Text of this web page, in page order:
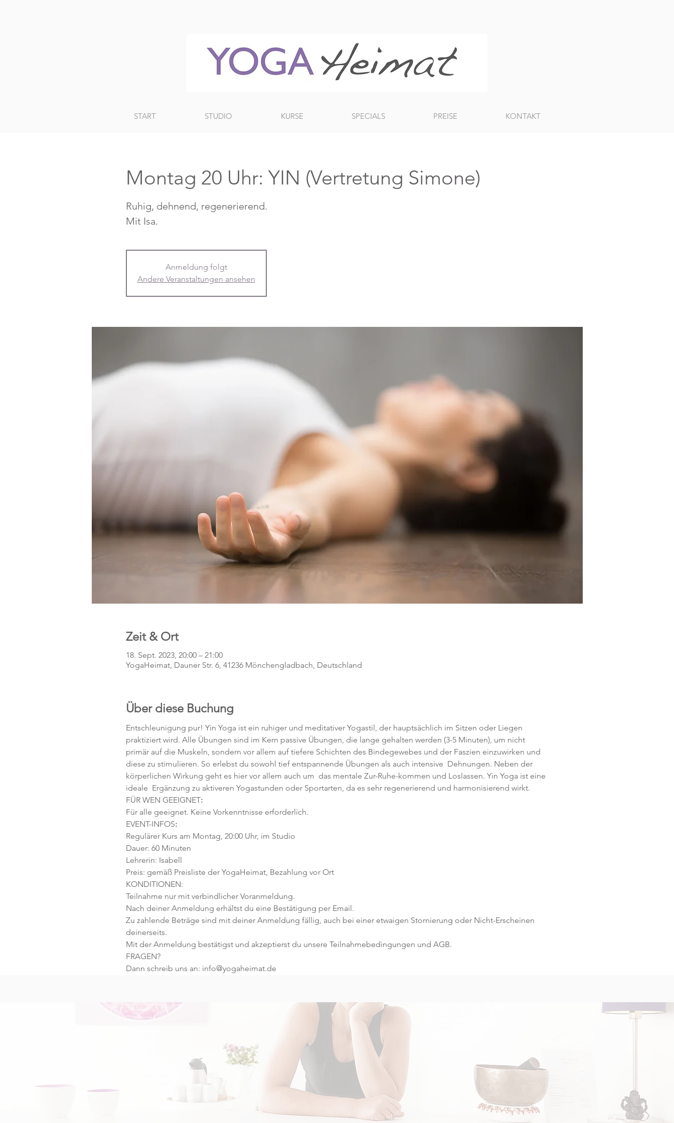
START STUDIO KURSE SPECIALS PREISE KONTAKT
Montag 20 Uhr: YIN (Vertretung Simone)
Ruhig, dehnend, regenerierend.
Mit Isa.
Anmeldung folgt
Andere Veranstaltungen ansehen
Zeit & Ort
18. Sept. 2023, 20:00 – 21:00
YogaHeimat, Dauner Str. 6, 41236 Mönchengladbach, Deutschland
Über diese Buchung
Entschleunigung pur! Yin Yoga ist ein ruhiger und meditativer Yogastil, der hauptsächlich im Sitzen oder Liegen
praktiziert wird. Alle Übungen sind im Kern passive Übungen, die lange gehalten werden (3-5 Minuten), um nicht
primär auf die Muskeln, sondern vor allem auf tiefere Schichten des Bindegewebes und der Faszien einzuwirken und
diese zu stimulieren. So erlebst du sowohl tief entspannende Übungen als auch intensive  Dehnungen. Neben der
körperlichen Wirkung geht es hier vor allem auch um  das mentale Zur-Ruhe-kommen und Loslassen. Yin Yoga ist eine
ideale  Ergänzung zu aktiveren Yogastunden oder Sportarten, da es sehr regenerierend und harmonisierend wirkt.
FÜR WEN GEEIGNET:
Für alle geeignet. Keine Vorkenntnisse erforderlich.
EVENT-INFOS:
Regulärer Kurs am Montag, 20:00 Uhr, im Studio
Dauer: 60 Minuten
Lehrerin: Isabell
Preis: gemäß Preisliste der YogaHeimat, Bezahlung vor Ort
KONDITIONEN:
Teilnahme nur mit verbindlicher Voranmeldung.
Nach deiner Anmeldung erhältst du eine Bestätigung per Email.
Zu zahlende Beträge sind mit deiner Anmeldung fällig, auch bei einer etwaigen Stornierung oder Nicht-Erscheinen
deinerseits.
Mit der Anmeldung bestätigst und akzeptierst du unsere Teilnahmebedingungen und AGB.
FRAGEN?
Dann schreib uns an: info@yogaheimat.de